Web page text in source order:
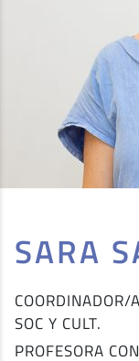
SARA
COORDINADOR/
SOC Y CULT.
PROFESORA